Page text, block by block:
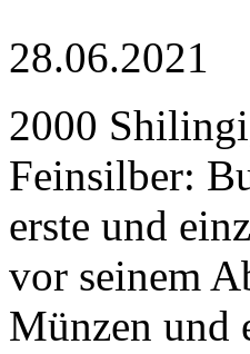
28.06.2021
2000
Feinsilber:
erste und
vor seinem
Münzen und